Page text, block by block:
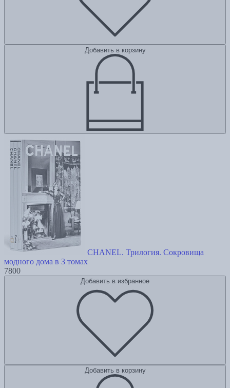
Добавить в корзину
CHANEL. Трилогия. Сокровища
модного дома в 3 томах
7800
Добавить в избранное
Добавить в корзину